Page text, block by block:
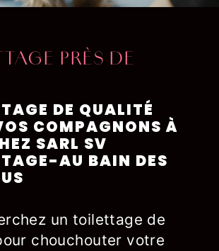
PRÈS DE
DE QUALITÉ
COMPAGNONS À
SARL SV
AU BAIN DES
un toilettage de
chouchouter votre